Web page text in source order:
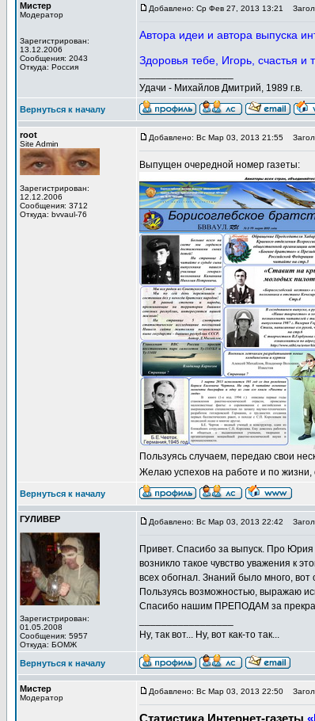
Мистер
Модератор
Зарегистрирован:
13.12.2006
Сообщения: 2043
Откуда: Россия
Добавлено: Ср Фев 27, 2013 13:21
Автора идеи и автора выпуска
Здоровья тебе, Игорь, счастья и
Удачи - Михайлов Дмитрий, 1989 г.в.
Вернуться к началу
root
Site Admin
Зарегистрирован:
12.12.2006
Сообщения: 3712
Откуда: bvvaul-76
Добавлено: Вс Мар 03, 2013 21:55
Выпущен очередной номер газеты:
Пользуясь случаем, передаю свои
Желаю успехов на работе и по жизни,
Вернуться к началу
ГУЛИВЕР
Зарегистрирован:
01.05.2008
Сообщения: 5957
Откуда: БОМЖ
Добавлено: Вс Мар 03, 2013 22:42
Привет. Спасибо за выпуск. Про Юрия
возникло такое чувство уважения к
всех обогнал. Знаний было много,
Пользуясь возможностью, выражаю
Спасибо нашим ПРЕПОДАМ за
Ну, так вот... Ну, вот как-то так...
Вернуться к началу
Мистер
Модератор
Добавлено: Вс Мар 03, 2013 22:50
Статистика Интернет-газеты